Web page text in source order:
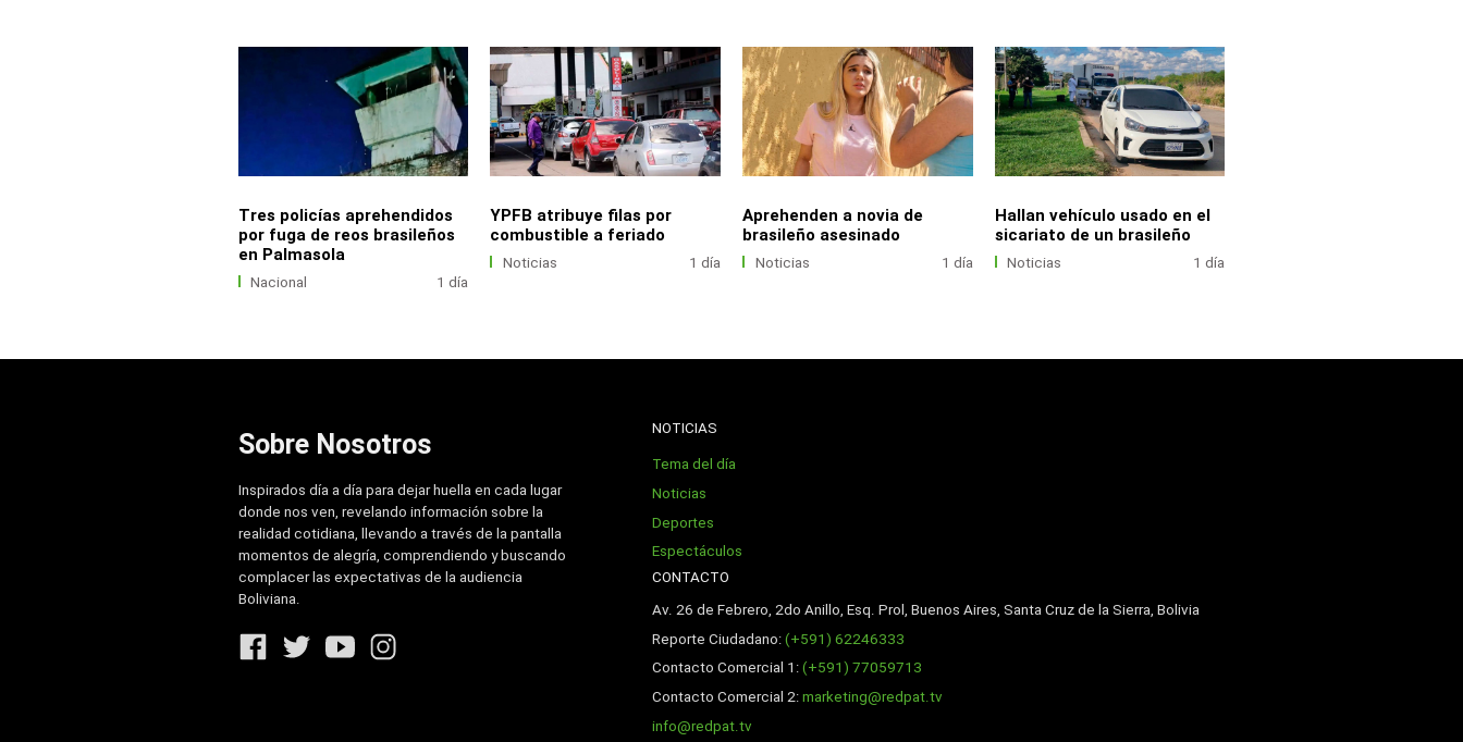
Tres policías aprehendidos
por fuga de reos brasileños
en Palmasola
Nacional 1 día
YPFB atribuye filas por
combustible a feriado
Noticias 1 día
Aprehenden a novia de
brasileño asesinado
Noticias 1 día
Hallan vehículo usado en el
sicariato de un brasileño
Noticias 1 día
Sobre Nosotros
Inspirados día a día para dejar huella en cada lugar
donde nos ven, revelando información sobre la
realidad cotidiana, llevando a través de la pantalla
momentos de alegría, comprendiendo y buscando
complacer las expectativas de la audiencia
Boliviana.
NOTICIAS
Tema del día
Noticias
Deportes
Espectáculos
CONTACTO
Av. 26 de Febrero, 2do Anillo, Esq. Prol, Buenos Aires, Santa Cruz de la Sierra, Bolivia
Reporte Ciudadano:(+591) 62246333
Contacto Comercial 1:(+591) 77059713
Contacto Comercial 2:marketing@redpat.tv
info@redpat.tv